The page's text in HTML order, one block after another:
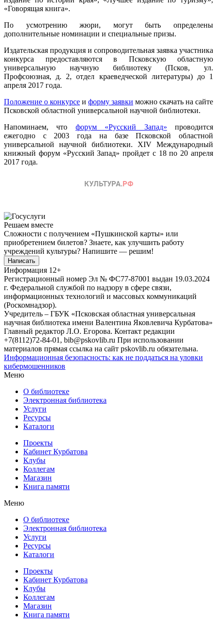
«Говорящая книга».
По усмотрению жюри, могут быть определены
дополнительные номинации и специальные призы.
Издательская продукция и сопроводительная заявка участника
конкурса предоставляются в Псковскую областную
универсальную научную библиотеку (Псков, ул.
Профсоюзная, д. 2, отдел краеведческой литературы) до 1
апреля 2017 года.
Положение о конкурсе и форму заявки можно скачать на сайте
Псковской областной универсальной научной библиотеки.
Напоминаем, что форум «Русский Запад» проводится
ежегодно с 2003 года на базе Псковской областной
универсальной научной библиотеки. XIV Международный
книжный форум «Русский Запад» пройдет с 18 по 20 апреля
2017 года.
Решаем вместе
Сложности с получением «Пушкинской карты» или
приобретением билетов? Знаете, как улучшить работу
учреждений культуры? Напишите — решим!
Написать
Информация 12+
Регистрационный номер Эл № ФС77-87001 выдан 19.03.2024
г. Федеральной службой по надзору в сфере связи,
информационных технологий и массовых коммуникаций
(Роскомнадзор).
Учредитель – ГБУК «Псковская областная универсальная
научная библиотека имени Валентина Яковлевича Курбатова»
Главный редактор Л.О. Егорова. Контакт редакции
+7(8112)72-84-01, bib@pskovlib.ru При использовании
материалов прямая ссылка на сайт pskovlib.ru обязательна.
Информационная безопасность: как не поддаться на уловки
кибермошенников
Меню
О библиотеке
Электронная библиотека
Услуги
Ресурсы
Каталоги
Проекты
Кабинет Курбатова
Клубы
Коллегам
Магазин
Книга памяти
Меню
О библиотеке
Электронная библиотека
Услуги
Ресурсы
Каталоги
Проекты
Кабинет Курбатова
Клубы
Коллегам
Магазин
Книга памяти